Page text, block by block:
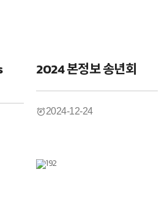
2024 본정보 송년회
2024-12-24